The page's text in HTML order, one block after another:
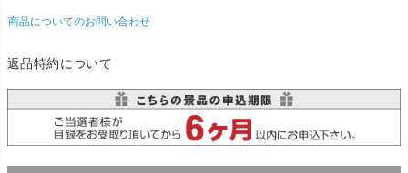
商品についてのお問い合わせ
返品特約について